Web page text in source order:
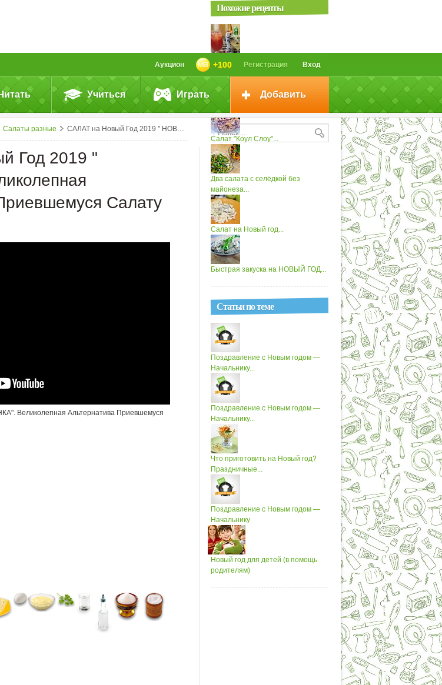
Вход
Регистрация
+100
Аукцион
Учиться Играть Добавить
Салаты разные САЛАТ на Новый Год 2019 " НОВИНКА". Великолепная Альтернатива Приевшемуся Салату "Мимоза"
Год 2019 "
Салату
Великолепная Альтернатива Приевшемуся
Похожие рецепты
Коктейли "Космополитен",...
Салат "Коул Слоу"...
Два салата с селёдкой без
майонеза...
Салат на Новый год...
Быстрая закуска на НОВЫЙ ГОД...
Статьи по теме
Поздравление с Новым годом —
Начальнику...
Поздравление с Новым годом —
Начальнику...
Что приготовить на Новый год?
Праздничные...
Поздравление с Новым годом —
Начальнику
Новый год для детей (в помощь
родителям)